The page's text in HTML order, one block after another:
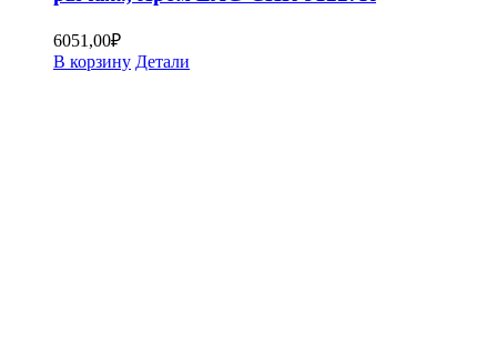
6051,00₽
В корзину Детали